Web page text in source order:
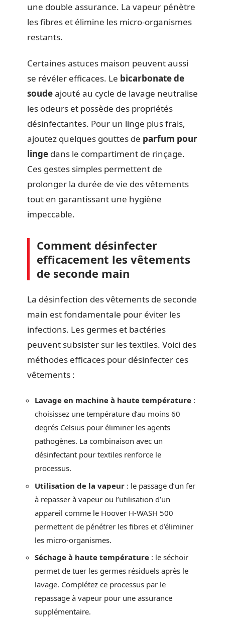
une double assurance. La vapeur pénètre
les fibres et élimine les micro-organismes
restants.
Certaines astuces maison peuvent aussi
se révéler efficaces. Le bicarbonate de
soudeajouté au cycle de lavage neutralise
les odeurs et possède des propriétés
désinfectantes. Pour un linge plus frais,
ajoutez quelques gouttes de parfum pour
linge dans le compartiment de rinçage.
Ces gestes simples permettent de
prolonger la durée de vie des vêtements
tout en garantissant une hygiène
impeccable.
Comment désinfecter
efficacement les vêtements
de seconde main
La désinfection des vêtements de seconde
main est fondamentale pour éviter les
infections. Les germes et bactéries
peuvent subsister sur les textiles. Voici des
méthodes efficaces pour désinfecter ces
vêtements :
Lavage en machine à haute température :
choisissez une température d’au moins 60
degrés Celsius pour éliminer les agents
pathogènes. La combinaison avec un
désinfectant pour textiles renforce le
processus.
Utilisation de la vapeur : le passage d’un fer
à repasser à vapeur ou l’utilisation d’un
appareil comme le Hoover H-WASH 500
permettent de pénétrer les fibres et d’éliminer
les micro-organismes.
Séchage à haute température : le séchoir
permet de tuer les germes résiduels après le
lavage. Complétez ce processus par le
repassage à vapeur pour une assurance
supplémentaire.